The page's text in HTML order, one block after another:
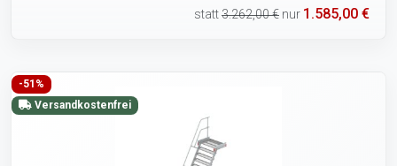
statt3.262,00 € nur 1.585,00 €
-51%
Versandkostenfrei